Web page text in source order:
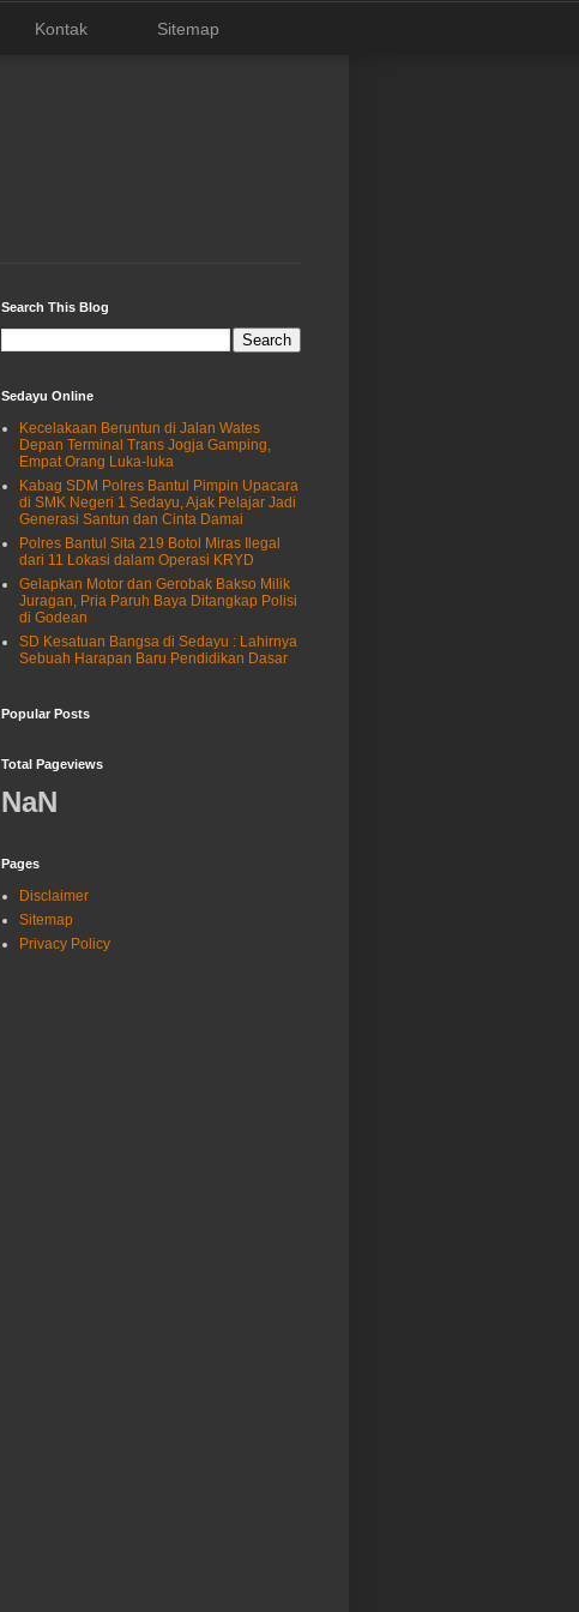
Kontak Sitemap
Search This Blog
Sedayu Online
Kecelakaan Beruntun di Jalan Wates
Depan Terminal Trans Jogja Gamping,
Empat Orang Luka-luka
Kabag SDM Polres Bantul Pimpin Upacara
di SMK Negeri 1 Sedayu, Ajak Pelajar Jadi
Generasi Santun dan Cinta Damai
Polres Bantul Sita 219 Botol Miras Ilegal
dari 11 Lokasi dalam Operasi KRYD
Gelapkan Motor dan Gerobak Bakso Milik
Juragan, Pria Paruh Baya Ditangkap Polisi
di Godean
SD Kesatuan Bangsa di Sedayu : Lahirnya
Sebuah Harapan Baru Pendidikan Dasar
Popular Posts
Total Pageviews
NaN
Pages
Disclaimer
Sitemap
Privacy Policy